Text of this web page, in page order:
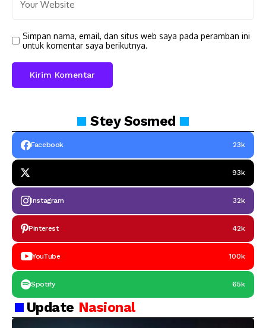
Simpan nama, email, dan situs web saya pada peramban ini
untuk komentar saya berikutnya.
SteySosmed
Facebook 23k
93k
Instagram 32k
Pinterest 42k
YouTube 100k
Spotify 65k
Update Nasional